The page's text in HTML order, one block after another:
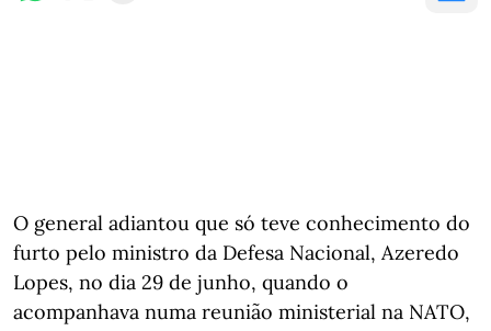
O general adiantou que só teve conhecimento do
furto pelo ministro da Defesa Nacional, Azeredo
Lopes, no dia 29 de junho, quando o
acompanhava numa reunião ministerial na NATO,